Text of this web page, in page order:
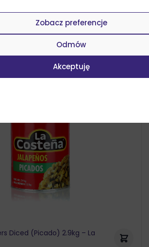
Akceptuję
Odmów
Zobacz preferencje
Peppers (Nachos) – Arriba 2.8 kg
Diced (Picado) 2.9kg – La